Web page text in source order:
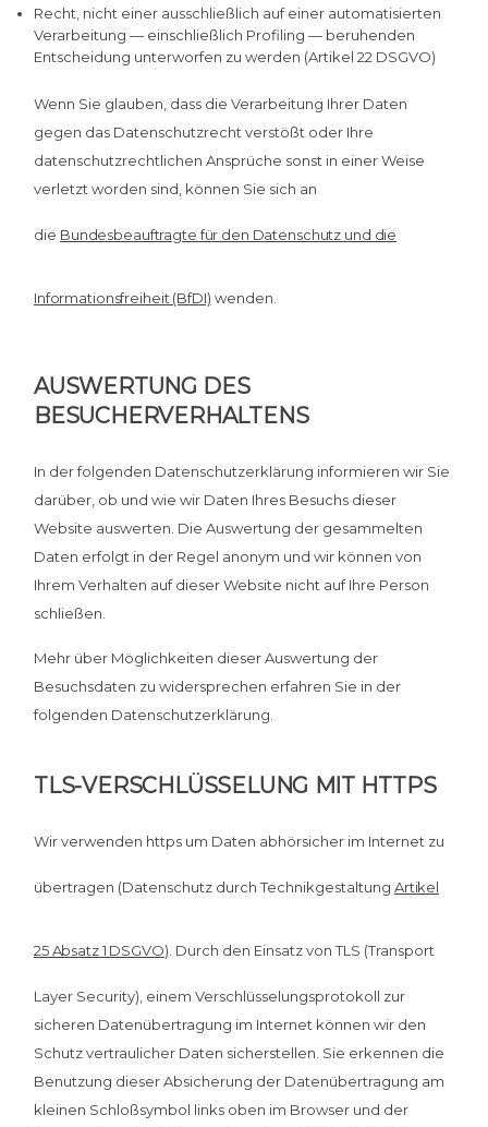
Recht, nicht einer ausschließlich auf einer automatisierten
Verarbeitung — einschließlich Profiling — beruhenden
Entscheidung unterworfen zu werden (Artikel 22 DSGVO)
Wenn Sie glauben, dass die Verarbeitung Ihrer Daten
gegen das Datenschutzrecht verstößt oder Ihre
datenschutzrechtlichen Ansprüche sonst in einer Weise
verletzt worden sind, können Sie sich an
die Bundesbeauftragte für den Datenschutz und die
Informationsfreiheit (BfDI) wenden.
AUSWERTUNG DES
BESUCHERVERHALTENS
In der folgenden Datenschutzerklärung informieren wir Sie
darüber, ob und wie wir Daten Ihres Besuchs dieser
Website auswerten. Die Auswertung der gesammelten
Daten erfolgt in der Regel anonym und wir können von
Ihrem Verhalten auf dieser Website nicht auf Ihre Person
schließen.
Mehr über Möglichkeiten dieser Auswertung der
Besuchsdaten zu widersprechen erfahren Sie in der
folgenden Datenschutzerklärung.
TLS-VERSCHLÜSSELUNG MIT HTTPS
Wir verwenden https um Daten abhörsicher im Internet zu
übertragen (Datenschutz durch Technikgestaltung Artikel
25 Absatz 1 DSGVO). Durch den Einsatz von TLS (Transport
Layer Security), einem Verschlüsselungsprotokoll zur
sicheren Datenübertragung im Internet können wir den
Schutz vertraulicher Daten sicherstellen. Sie erkennen die
Benutzung dieser Absicherung der Datenübertragung am
kleinen Schloßsymbol links oben im Browser und der